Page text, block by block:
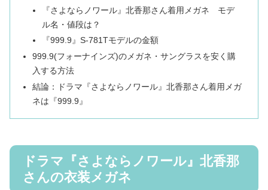
『さよならノワール』北香那さん着用メガネ モデ
ル名・値段は？
『999.9』S-781Tモデルの金額
999.9(フォーナインズ)のメガネ・サングラスを安く購
入する方法
結論：ドラマ『さよならノワール』北香那さん着用メガ
ネは『999.9』
ドラマ『さよならノワール』北香那
さんの衣装メガネ